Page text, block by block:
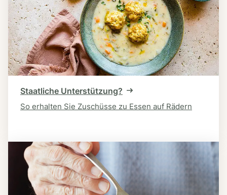
Staatliche Unterstützung?
So erhalten Sie Zuschüsse zu Essen auf Rädern